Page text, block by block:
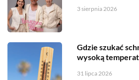
3 sierpnia 2026
Gdzie szukać
wysoką
31 lipca 2026